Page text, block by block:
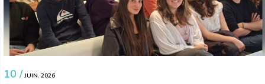
10 / JUIN. 2026